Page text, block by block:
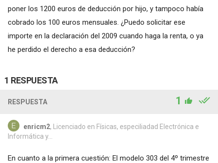
poner los 1200 euros de deducción por hijo, y tampoco había
cobrado los 100 euros mensuales. ¿Puedo solicitar ese
importe en la declaración del 2009 cuando haga la renta, o ya
he perdido el derecho a esa deducción?
1 RESPUESTA
RESPUESTA 1
enricm2, Licenciado en Físicas, especiliadad Electrónica e
Informática y...
En cuanto a la primera cuestión: El modelo 303 del 4º trimestre